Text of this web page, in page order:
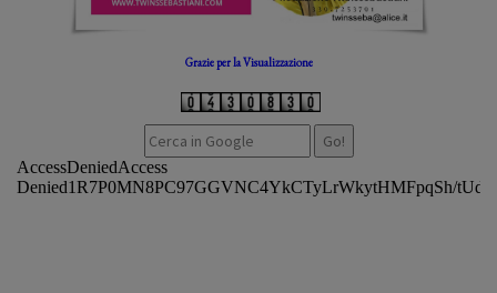
Grazie per la Visualizzazione